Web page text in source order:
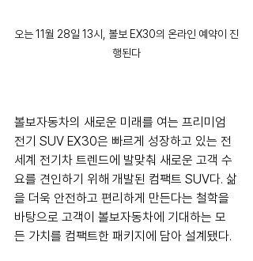
오는 11월 28일 13시, 볼보 EX30의 온라인 예약이 진
행된다
볼보자동차의 새로운 미래를 여는 프리미엄
전기 SUV EX30은 빠르게 성장하고 있는 전
세계 전기차 트렌드에 발맞춰 새로운 고객 수
요를 견인하기 위해 개발된 컴팩트 SUV다. 삶
을 더욱 안전하고 편리하게 만든다는 철학을
바탕으로 고객이 볼보자동차에 기대하는 모
든 가치를 컴팩트한 패키지에 담아 설계됐다.